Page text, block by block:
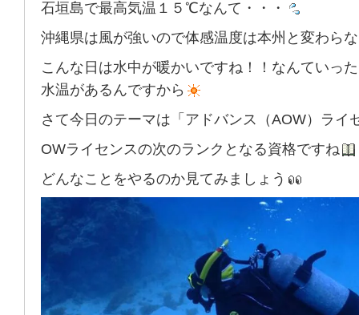
石垣島で最高気温１５℃なんて・・・
沖縄県は風が強いので体感温度は本州と変わら
こんな日は水中が暖かいですね！！なんていっ
水温があるんですから
さて今日のテーマは「アドバンス（AOW）ライ
OWライセンスの次のランクとなる資格ですね
どんなことをやるのか見てみましょう